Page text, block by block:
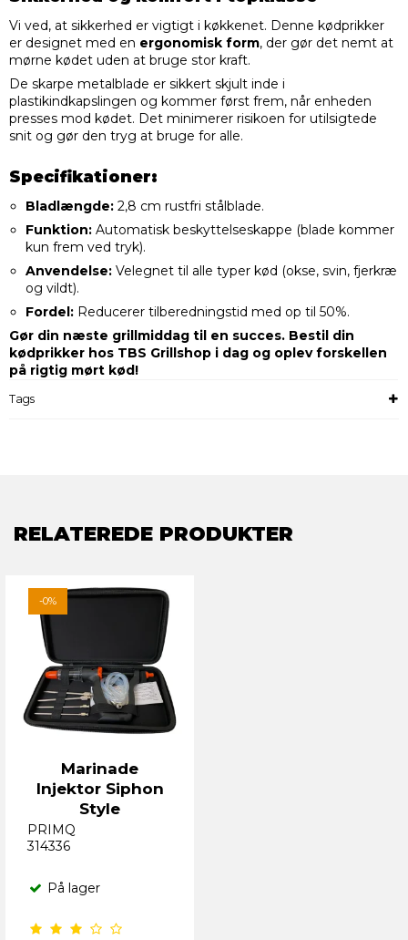
Vi ved, at sikkerhed er vigtigt i køkkenet. Denne kødprikker
er designet med en ergonomisk form, der gør det nemt at
mørne kødet uden at bruge stor kraft.
De skarpe metalblade er sikkert skjult inde i
plastikindkapslingen og kommer først frem, når enheden
presses mod kødet. Det minimerer risikoen for utilsigtede
snit og gør den tryg at bruge for alle.
Specifikationer:
Bladlængde:2,8 cm rustfri stålblade.
Funktion:Automatisk beskyttelseskappe (blade kommer
kun frem ved tryk).
Anvendelse:Velegnet til alle typer kød (okse, svin, fjerkræ
og vildt).
Fordel:Reducerer tilberedningstid med op til 50%.
Gør din næste grillmiddag til en succes. Bestil din
kødprikker hos TBS Grillshop i dag og oplev forskellen
på rigtig mørt kød!
Tags
RELATEREDE PRODUKTER
-0%
Marinade
Injektor Siphon
Style
PRIMQ
314336
På lager